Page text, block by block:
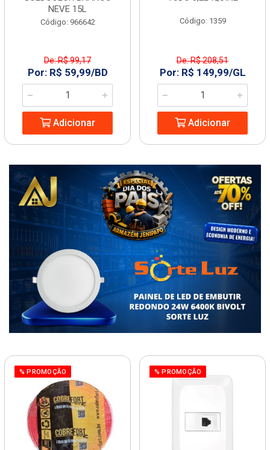
NEVE 15L
Código: 966642
De: R$ 99,17
Por: R$ 59,99/BD
Adicionar
Código: 1359
De: R$ 208,51
Por: R$ 149,99/GL
Adicionar
% PROMOÇÃO % PROMOÇÃO